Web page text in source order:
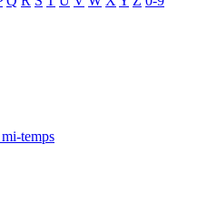
temps